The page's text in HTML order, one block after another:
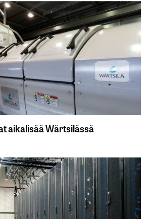
aikalisää Wärtsilässä